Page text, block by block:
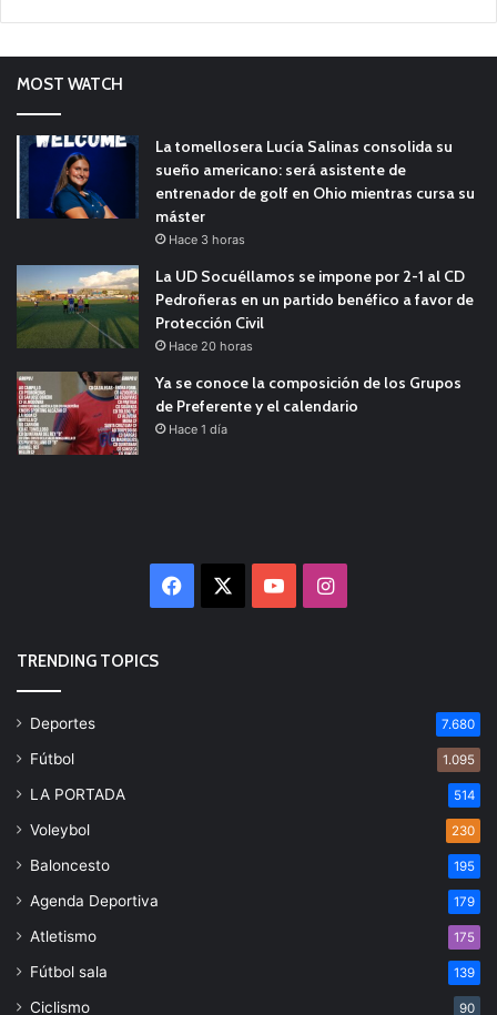
MOST WATCH
La tomellosera Lucía Salinas consolida su
sueño americano: será asistente de
entrenador de golf en Ohio mientras cursa su
máster
Hace 3 horas
La UD Socuéllamos se impone por 2-1 al CD
Pedroñeras en un partido benéfico a favor de
Protección Civil
Hace 20 horas
Ya se conoce la composición de los Grupos
de Preferente y el calendario
Hace 1 día
Facebook YouTubeInstagram
TRENDING TOPICS
Deportes 7.680
Fútbol 1.095
LA PORTADA 514
Voleybol 230
Baloncesto 195
Agenda Deportiva 179
Atletismo 175
Fútbol sala 139
Ciclismo 90